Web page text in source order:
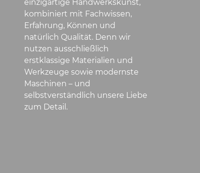
einzigartige Handwerkskunst,
kombiniert mit Fachwissen,
Erfahrung, Können und
natürlich Qualität. Denn wir
nutzen ausschließlich
erstklassige Materialien und
Werkzeuge sowie modernste
Maschinen – und
selbstverständlich unsere Liebe
zum Detail.